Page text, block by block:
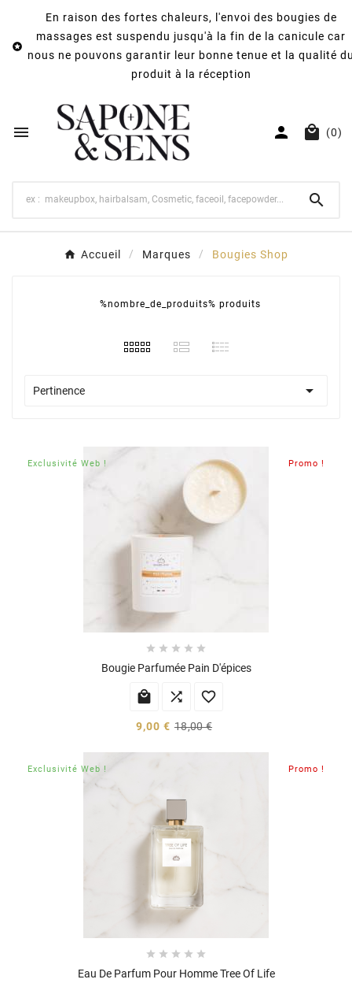

En raison des fortes chaleurs, l'envoi des bougies de
massages est suspendu jusqu'à la fin de la canicule car
nous ne pouvons garantir leur bonne tenue et la qualité
produit à la réception
   (0)

Accueil Marques Bougies Shop
%nombre_de_produits% produits
Pertinence 
Promo !
Exclusivité Web !
    
Bougie Parfumée Pain D'épices
  
9,00 € 18,00 €
Promo !
Exclusivité Web !
    
Eau De Parfum Pour Homme Tree Of Life